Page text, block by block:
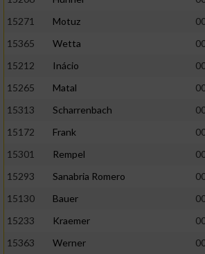
15271
Motuz
15365
Wetta
15212
Inácio
15265
Matal
15313
Scharrenbach
15172
Frank
15301
Rempel
15293
Sanabria Romero
15130
Bauer
15233
Kraemer
15363
Werner